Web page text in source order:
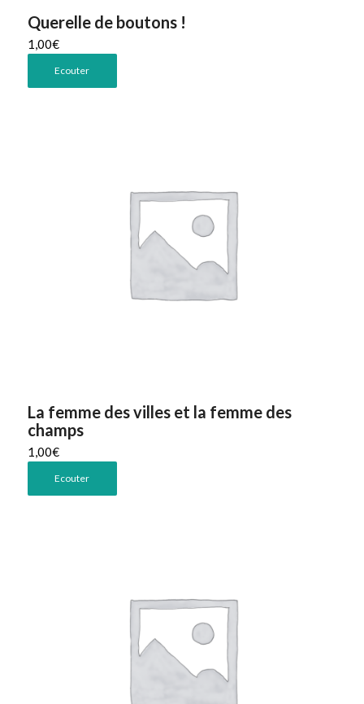
Querelle de boutons !
1,00€
Ecouter
La femme des villes et la femme des
champs
1,00€
Ecouter